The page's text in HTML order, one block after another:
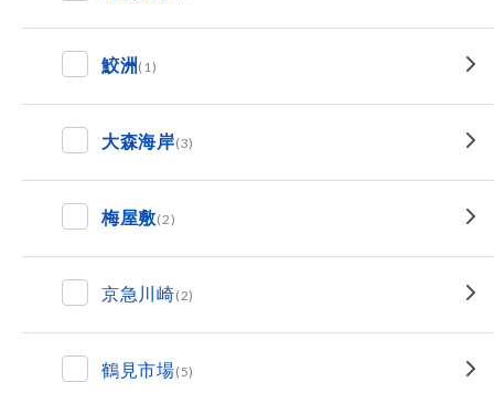
鮫洲 (1)
大森海岸(3)
梅屋敷(2)
京急川崎(2)
鶴見市場(5)